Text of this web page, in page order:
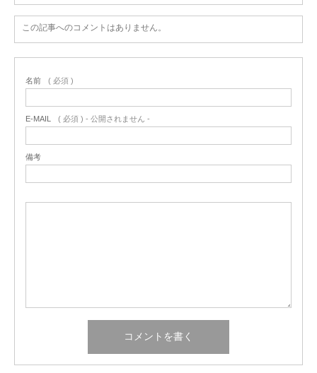
この記事へのコメントはありません。
名前 ( 必須 )
E-MAIL ( 必須 ) - 公開されません -
備考